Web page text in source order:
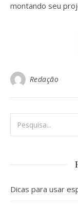
montando seu
Redação
Dicas para usar